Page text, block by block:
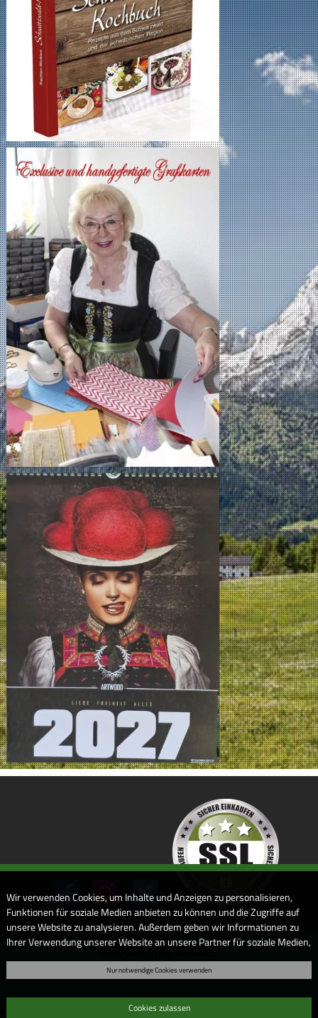
Webdesign by ARANES
Wir verwenden Cookies, um Inhalte und Anzeigen zu personalisieren,
Funktionen für soziale Medien anbieten zu können und die Zugriffe auf
unsere Website zu analysieren. Außerdem geben wir Informationen zu
Ihrer Verwendung unserer Website an unsere Partner für soziale Medien,
Informationen möglicherweise mit weiteren Daten zusammen, die Sie
Dienste gesammelt haben. Sofern Sie uns Ihre Einwilligung geben,
Nur notwendige Cookies verwenden
Cookies zulassen